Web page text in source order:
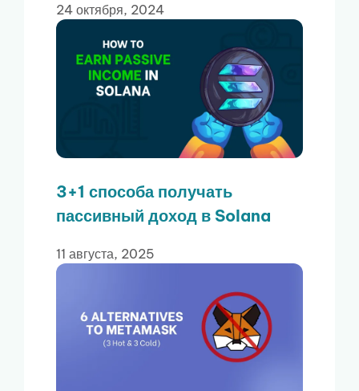
24 октября, 2024
3+1 способа получать
пассивный доход в Solana
11 августа, 2025